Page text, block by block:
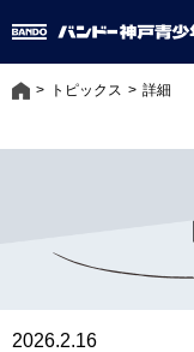
トピックス 詳細
2026.2.16